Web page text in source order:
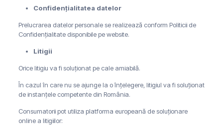
Confidențialitatea datelor
Prelucrarea datelor personale se realizează conform Politicii de
Confidențialitate disponibile pe website.
Litigii
Orice litigiu va fi soluționat pe cale amiabilă.
În cazul în care nu se ajunge la o înțelegere, litigiul va fi soluționat
de instanțele competente din România.
Consumatorii pot utiliza platforma europeană de soluționare
online a litigiilor: